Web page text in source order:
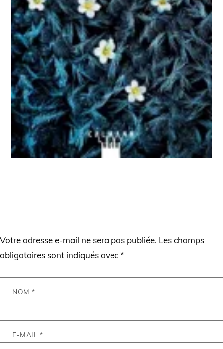
Votre adresse e-mail ne sera pas publiée. Les champs
obligatoires sont indiqués avec*
NOM*
E-MAIL *